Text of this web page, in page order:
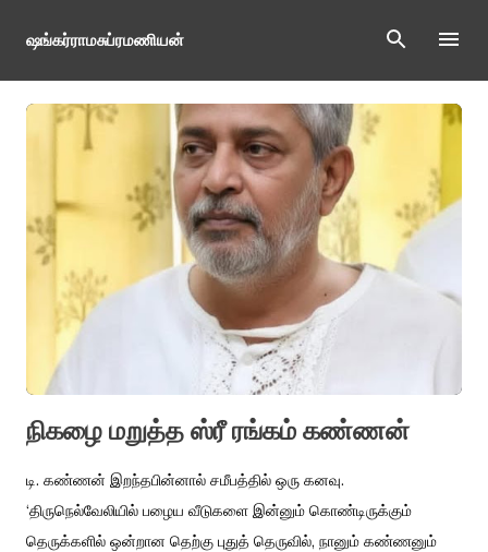
Skip to main content
ஷங்கர்ராமசுப்ரமணியன்
நிகழை மறுத்த ஸ்ரீ ரங்கம் கண்ணன்
டி. கண்ணன் இறந்தபின்னால் சமீபத்தில் ஒரு கனவு.
‘திருநெல்வேலியில் பழைய வீடுகளை இன்னும் கொண்டிருக்கும்
தெருக்களில் ஒன்றான தெற்கு புதுத் தெருவில், நானும் கண்ணனும்